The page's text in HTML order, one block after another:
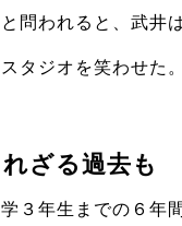
問われると、武井
タジオを笑わせた。
ざる過去も
３年生までの６年